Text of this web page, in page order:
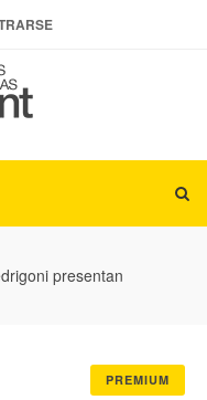
presentan
PREMIUM